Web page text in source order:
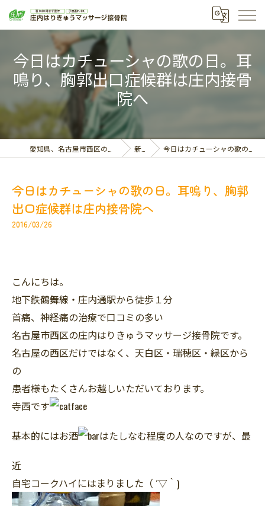
今日はカチューシャの歌の日。耳
鳴り、胸郭出口症候群は庄内接骨
院へ
新着情報 今日はカチューシャの歌の日。耳鳴り、胸郭出口症候群は庄内接骨院へ
今日はカチューシャの歌の日。耳鳴り、胸郭
出口症候群は庄内接骨院へ
2016/03/26
こんにちは。
地下鉄鶴舞線・庄内通駅から徒歩１分
首痛、神経痛の治療で口コミの多い
名古屋市西区の庄内はりきゅうマッサージ接骨院です。
名古屋の西区だけではなく、天白区・瑞穂区・緑区から
の
患者様もたくさんお越しいただいております。
寺西です
基本的にはお酒 はたしなむ程度の人なのですが、最
近
自宅コークハイにはまりました（ ´▽｀)